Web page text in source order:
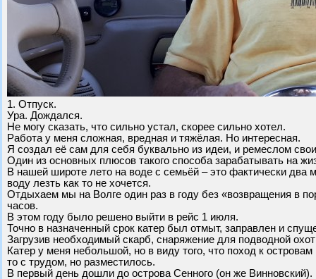
1. Отпуск.
Ура. Дождался.
Не могу сказать, что сильно устал, скорее сильно хотел.
Работа у меня сложная, вредная и тяжёлая. Но интересная.
Я создал её сам для себя буквально из идеи, и ремеслом
Один из основных плюсов такого способа зарабатывать на
В нашей широте лето на воде с семьёй – это фактически
воду лезть как то не хочется.
Отдыхаем мы на Волге один раз в году без «возвращения в
часов.
В этом году было решено выйти в рейс 1 июля.
Точно в назначенный срок катер был отмыт, заправлен и
Загрузив необходимый скарб, снаряжение для подводной
Катер у меня небольшой, но в виду того, что поход к
то с трудом, но разместилось.
В первый день дошли до острова Сенного (он же